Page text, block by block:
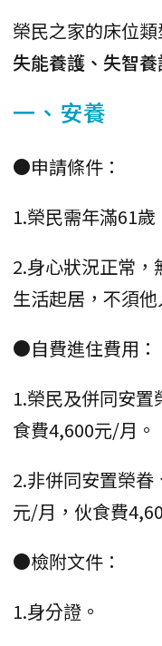
榮民之家的床位
失能養護、失智
一、安養
●申請條件：
1.榮民需年滿61
2.身心狀況正常
生活起居，不須他
●自費進住費用：
1.榮民及併同安
食費4,600元/月。
2.非併同安置榮
元/月，伙食費
●檢附文件：
1.身分證。